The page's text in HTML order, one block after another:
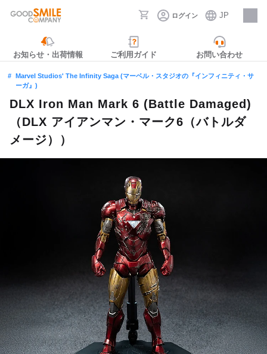
ログイン JP
採用情報
お知らせ・出荷情報 ご利用ガイド お問い合わせ
Marvel Studios' The Infinity Saga (マーベル・スタジオの『インフィニティ・サ
ーガ』)
DLX Iron Man Mark 6 (Battle Damaged)
（DLX アイアンマン・マーク6（バトルダ
メージ））